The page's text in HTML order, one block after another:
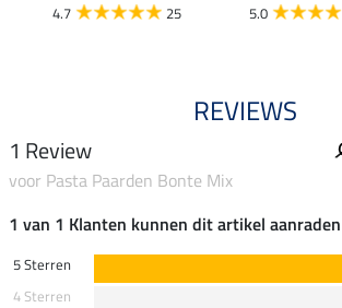
4.7 25 5.0
REVIEWS
1 Review
voor Pasta Paarden Bonte Mix
1 van 1 Klanten kunnen dit artikel aanraden
5 Sterren
4 Sterren